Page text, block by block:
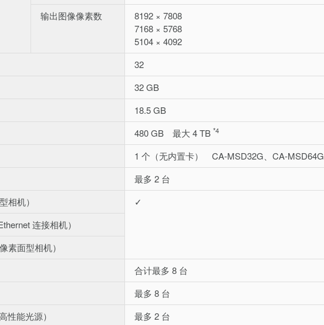
输出图像像素数
8192 × 7808
7168 × 5768
5104 × 4092
32
32 GB
18.5 GB
480 GB 最大 4 TB *4
1 个（无内置卡） CA-MSD32G、CA-MSD64G
最多 2 台
相机）
✓
连接相机）
素面型相机）
合计最多 8 台
最多 8 台
性能光源）
最多 2 台